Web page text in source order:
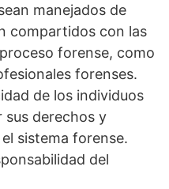
manejados de
compartidos con las
forense, como
forenses.
de los individuos
sus derechos y
sistema forense.
del